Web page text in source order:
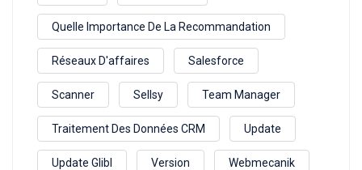
Quelle Importance De La Recommandation
Réseaux D'affaires Salesforce
Scanner Sellsy Team Manager
Traitement Des Données CRM Update
Update Glibl Version Webmecanik